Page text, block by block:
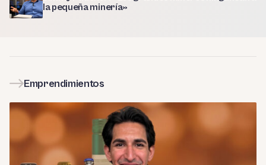
la pequeña minería»
Emprendimientos